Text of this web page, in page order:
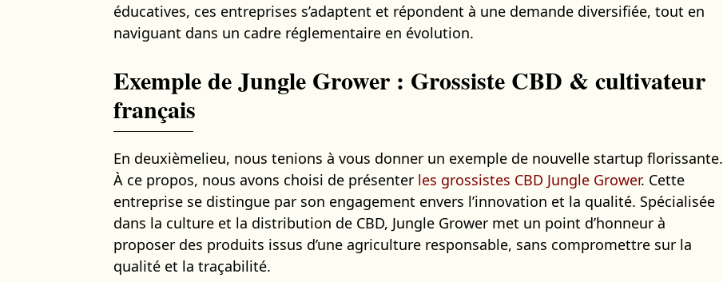
éducatives, ces entreprises s’adaptent et répondent à une demande diversifiée, tout en
naviguant dans un cadre réglementaire en évolution.
Exemple de Jungle Grower : Grossiste CBD & cultivateur
français
En deuxièmelieu, nous tenions à vous donner un exemple de nouvelle startup florissante.
À ce propos, nous avons choisi de présenter les grossistes CBD Jungle Grower. Cette
entreprise se distingue par son engagement envers l’innovation et la qualité. Spécialisée
dans la culture et la distribution de CBD, Jungle Grower met un point d’honneur à
proposer des produits issus d’une agriculture responsable, sans compromettre sur la
qualité et la traçabilité.